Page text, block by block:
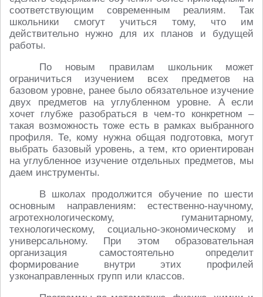
соответствующим современным реалиям. Так
школьники смогут учиться тому, что им
действительно нужно для их планов и будущей
работы.
По новым правилам школьник может
ограничиться изучением всех предметов на
базовом уровне, ранее было обязательное изучение
двух предметов на углубленном уровне. А если
хочет глубже разобраться в чем-то конкретном –
такая возможность тоже есть в рамках выбранного
профиля. Те, кому нужна общая подготовка, могут
выбрать базовый уровень, а тем, кто ориентирован
на углубленное изучение отдельных предметов, мы
даем инструменты.
В школах продолжится обучение по шести
основным направлениям: естественно-научному,
агротехнологическому, гуманитарному,
технологическому, социально-экономическому и
универсальному. При этом образовательная
организация самостоятельно определит
формирование внутри этих профилей
узконаправленных групп или классов.